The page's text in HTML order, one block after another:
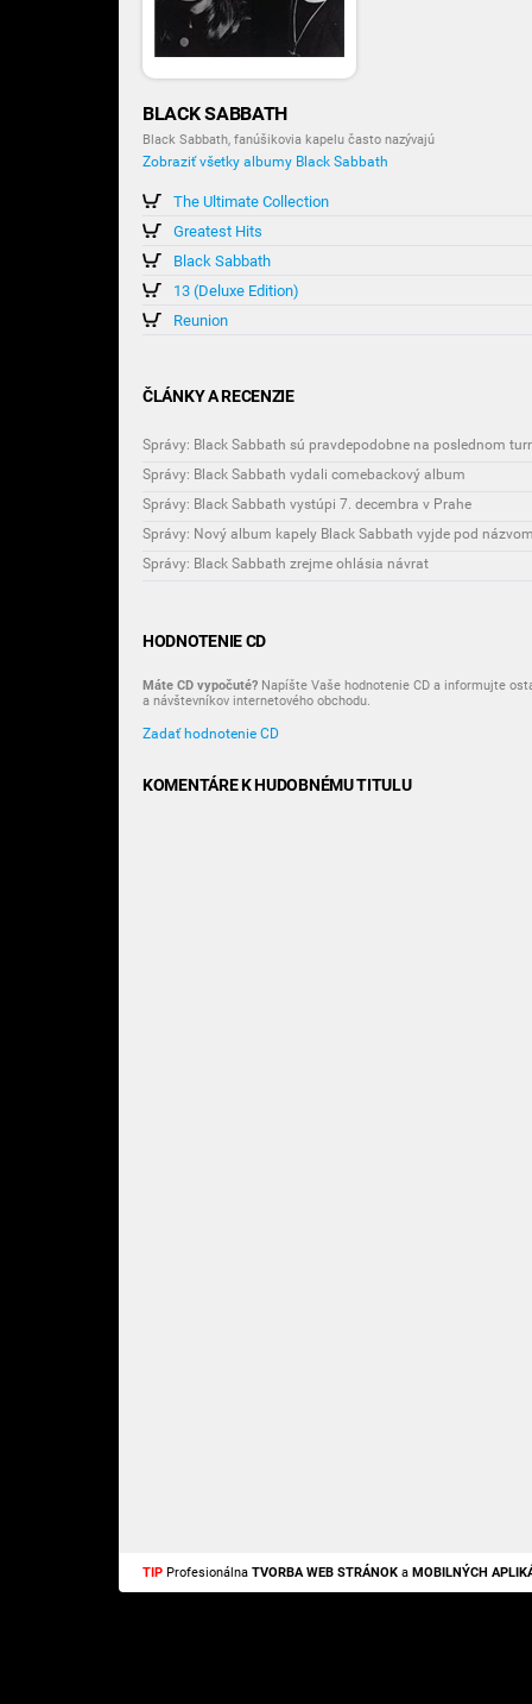
BLACK SABBATH
Black Sabbath, fanúšikovia kapelu často nazývajú
Zobraziť všetky albumy Black Sabbath
The Ultimate Collection
Greatest Hits
Black Sabbath
13 (Deluxe Edition)
Reunion
ČLÁNKY A RECENZIE
Správy: Black Sabbath sú pravdepodobne na poslednom
Správy: Black Sabbath vydali comebackový album
Správy: Black Sabbath vystúpi 7. decembra v Prahe
Správy: Nový album kapely Black Sabbath vyjde pod
Správy: Black Sabbath zrejme ohlásia návrat
HODNOTENIE CD
Máte CD vypočuté? Napíšte Vaše hodnotenie CD a informujte
a návštevníkov internetového obchodu.
Zadať hodnotenie CD
KOMENTÁRE K HUDOBNÉMU TITULU
TIP Profesionálna TVORBA WEB STRÁNOK a MOBILNÝCH